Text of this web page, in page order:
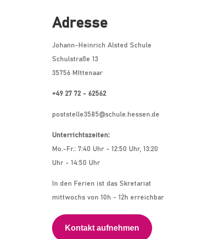
Adresse
Johann-Heinrich Alsted Schule
Schulstraße 13
35756 MIttenaar
+49 27 72 - 62562
poststelle3585@schule.hessen.de
Unterrichtszeiten:
Mo.-Fr.: 7:40 Uhr - 12:50 Uhr, 13:20
Uhr - 14:50 Uhr
In den Ferien ist das Skretariat
mittwochs von 10h - 12h erreichbar
Kontakt aufnehmen